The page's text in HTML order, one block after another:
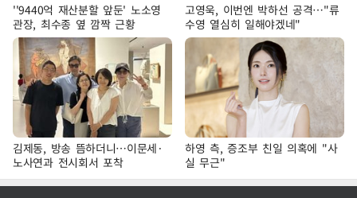
''9440억 재산분할 앞둔' 노소영
관장, 최수종 옆 깜짝 근황
고영욱, 이번엔 박하선 공격…"류
수영 열심히 일해야겠네"
김제동, 방송 뜸하더니…이문세·
노사연과 전시회서 포착
하영 측, 증조부 친일 의혹에 "사
실 무근"